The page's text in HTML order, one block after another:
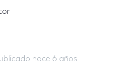
hace 6 años